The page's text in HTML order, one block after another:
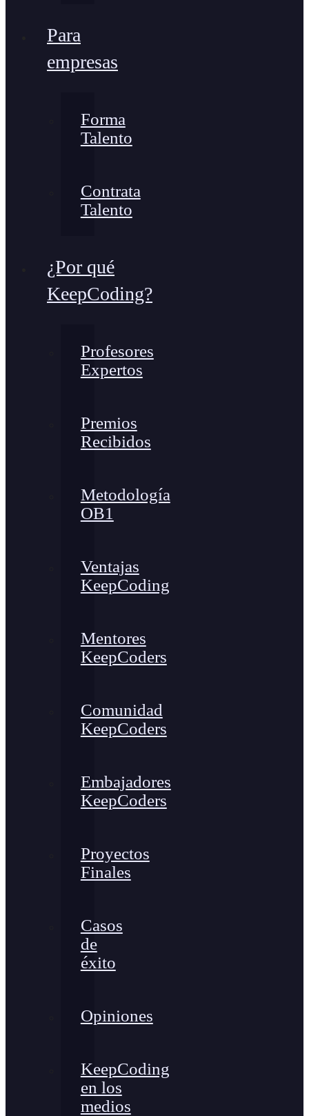
Para
empresas
Forma
Talento
Contrata
Talento
¿Por qué
KeepCoding?
Profesores
Expertos
Premios
Recibidos
Metodología
OB1
Ventajas
KeepCoding
Mentores
KeepCoders
Comunidad
KeepCoders
Embajadores
KeepCoders
Proyectos
Finales
Casos
de
éxito
Opiniones
KeepCoding
en los
medios